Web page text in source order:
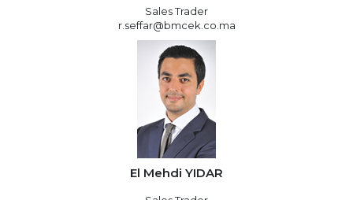
Sales Trader
r.seffar@bmcek.co.ma
El Mehdi YIDAR